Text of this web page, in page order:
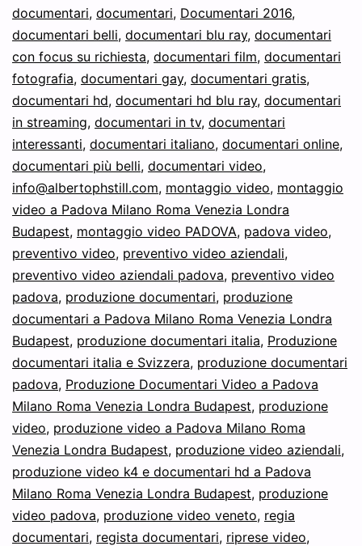
documentari, documentari, Documentari 2016,
documentari belli, documentari blu ray, documentari
con focus su richiesta, documentari film, documentari
fotografia, documentari gay, documentari gratis,
documentari hd, documentari hd blu ray, documentari
in streaming, documentari in tv, documentari
interessanti, documentari italiano, documentari online,
documentari più belli, documentari video,
info@albertophstill.com, montaggio video, montaggio
video a Padova Milano Roma Venezia Londra
Budapest, montaggio video PADOVA, padova video,
preventivo video, preventivo video aziendali,
preventivo video aziendali padova, preventivo video
padova, produzione documentari, produzione
documentari a Padova Milano Roma Venezia Londra
Budapest, produzione documentari italia, Produzione
documentari italia e Svizzera, produzione documentari
padova, Produzione Documentari Video a Padova
Milano Roma Venezia Londra Budapest, produzione
video, produzione video a Padova Milano Roma
Venezia Londra Budapest, produzione video aziendali,
produzione video k4 e documentari hd a Padova
Milano Roma Venezia Londra Budapest, produzione
video padova, produzione video veneto, regia
documentari, regista documentari, riprese video,